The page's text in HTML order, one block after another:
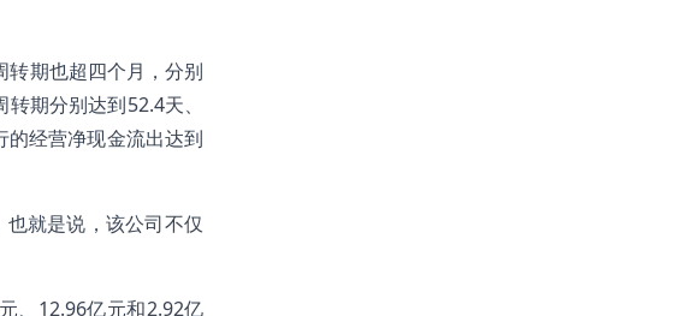
转期也超四个月，分别
期分别达到52.4天、
经营净现金流出达到
就是说，该公司不仅
、12.96亿元和2.92亿